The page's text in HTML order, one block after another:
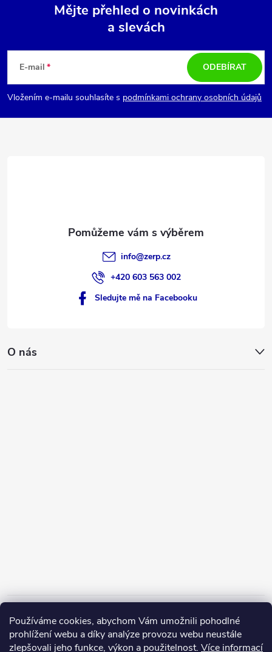
Používáme cookies, abychom Vám umožnili pohodlné
prohlížení webu a díky analýze provozu webu neustále
zlepšovali jeho funkce, výkon a použitelnost. Více informací
p
a
Mějte přehled o novinkách
a slevách
E-mail
Vložením e-mailu souhlasíte s podmínkami ochrany osobních údajů
ODEBÍRAT
info@zerp.cz
+420 603 563 002
Sledujte mě na Facebooku
O nás